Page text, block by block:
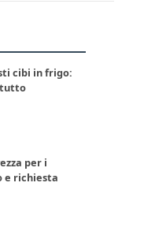
cibi in frigo:
tutto
per i
e richiesta